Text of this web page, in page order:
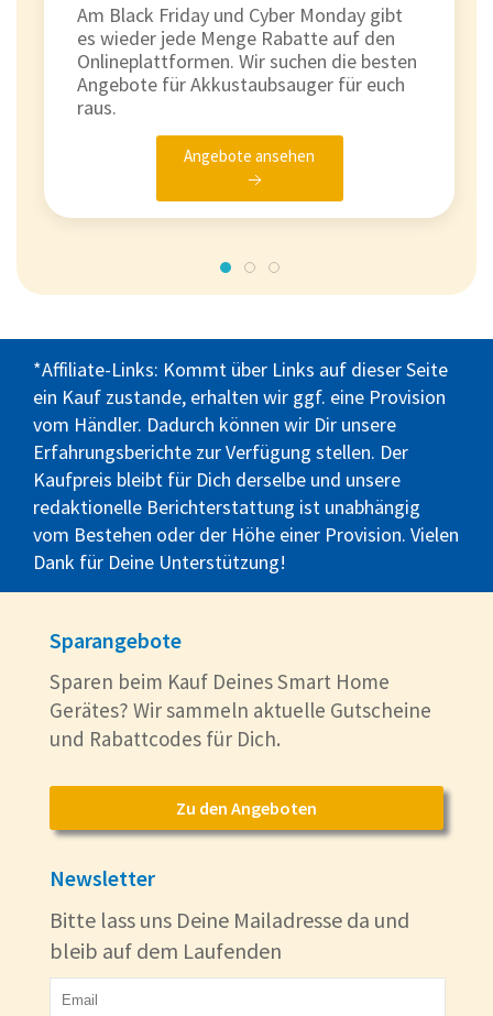
Am Black Friday und Cyber Monday gibt
es wieder jede Menge Rabatte auf den
Onlineplattformen. Wir suchen die besten
Angebote für Akkustaubsauger für euch
raus.
Angebote ansehen
*Affiliate-Links: Kommt über Links auf dieser Seite
ein Kauf zustande, erhalten wir ggf. eine Provision
vom Händler. Dadurch können wir Dir unsere
Erfahrungsberichte zur Verfügung stellen. Der
Kaufpreis bleibt für Dich derselbe und unsere
redaktionelle Berichterstattung ist unabhängig
vom Bestehen oder der Höhe einer Provision. Vielen
Dank für Deine Unterstützung!
Sparangebote
Sparen beim Kauf Deines Smart Home
Gerätes? Wir sammeln aktuelle Gutscheine
und Rabattcodes für Dich.
Zu den Angeboten
Newsletter
Bitte lass uns Deine Mailadresse da und
bleib auf dem Laufenden